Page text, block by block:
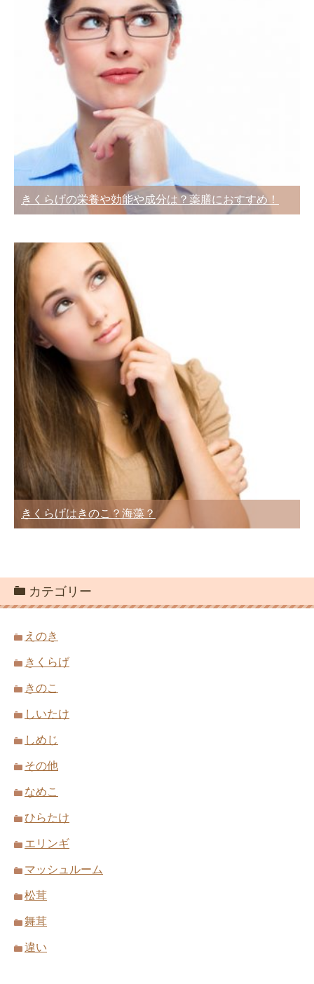
きくらげの栄養や効能や成分は？薬膳におすすめ！
きくらげはきのこ？海藻？
カテゴリー
えのき
きくらげ
きのこ
しいたけ
しめじ
その他
なめこ
ひらたけ
エリンギ
マッシュルーム
松茸
舞茸
違い